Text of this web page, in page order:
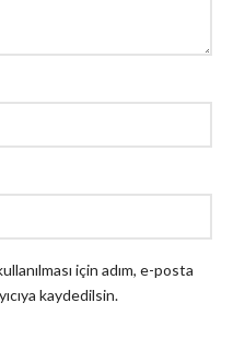
için adım, e-posta
kaydedilsin.